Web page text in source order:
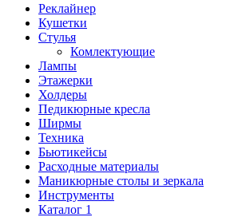
Реклайнер
Кушетки
Стулья
Комлектующие
Лампы
Этажерки
Холдеры
Педикюрные кресла
Ширмы
Техника
Бьютикейсы
Расходные материалы
Маникюрные столы и зеркала
Инструменты
Каталог 1